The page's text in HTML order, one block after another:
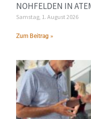
NOHFELDEN IN
Samstag, 1. August 2026
Zum Beitrag »